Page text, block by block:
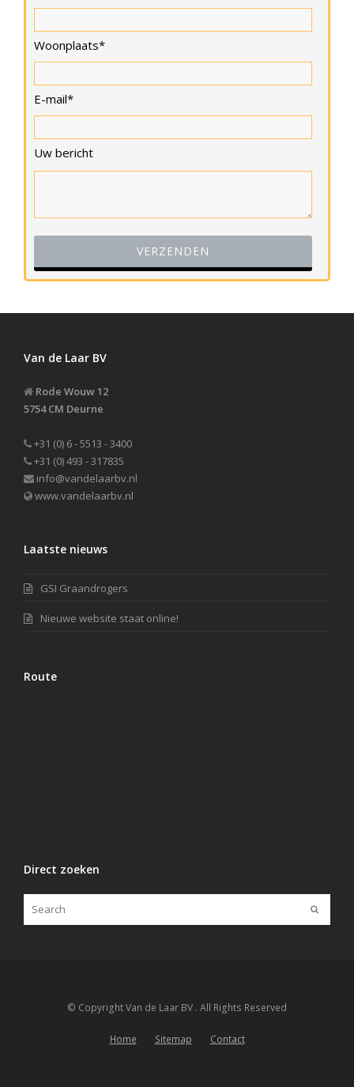
Woonplaats*
E-mail*
Uw bericht
Van de Laar BV
Rode Wouw 12
5754 CM Deurne
+31 (0) 6 - 5513 - 3400
+31 (0) 493 - 317835
info@vandelaarbv.nl
www.vandelaarbv.nl
Laatste nieuws
GSI Graandrogers
Nieuwe website staat online!
Route
Direct zoeken
© Copyright Van de Laar BV . All Rights Reserved
Home Sitemap Contact